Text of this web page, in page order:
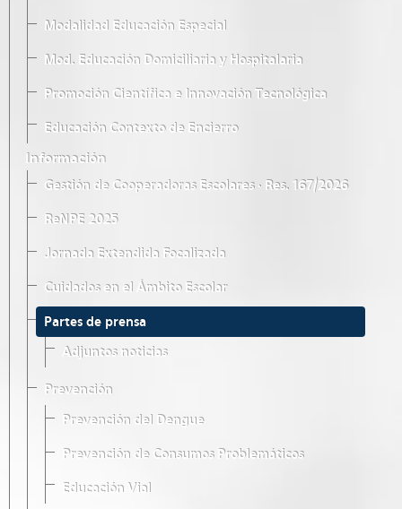
Modalidad Educación Especial
Mod. Educación Domiciliaria y Hospitalaria
Promoción Científica e Innovación Tecnológica
Educación Contexto de Encierro
Información
Gestión de Cooperadoras Escolares · Res. 167/2026
ReNPE 2025
Jornada Extendida Focalizada
Cuidados en el Ámbito Escolar
Partes de prensa
Adjuntos noticias
Prevención
Prevención del Dengue
Prevención de Consumos Problemáticos
Educación Vial